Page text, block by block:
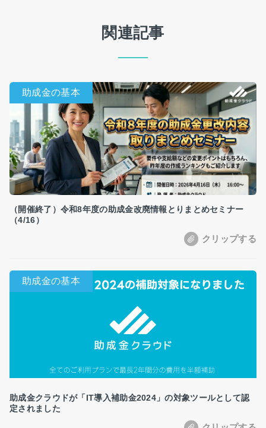
関連記事
（開催終了）令和8年度の助成金改廃情報とりまとめセミナー
（4/16）
助成金クラウドが「IT導入補助金2024」の対象ツールとして認
定されました